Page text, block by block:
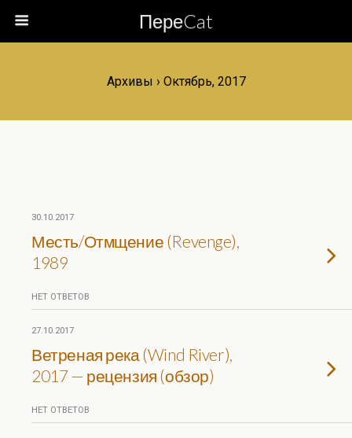
ПереCat
Архивы › Октябрь, 2017
30.10.2017
Месть/Отмщение (Revenge),
1989
НЕТ ОТВЕТОВ
27.10.2017
Ветреная река (Wind River),
2017 — рецензия (обзор)
НЕТ ОТВЕТОВ